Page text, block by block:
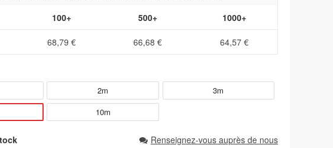
100+ 500+ 1000+
68,79 € 66,68 € 64,57 €
2m
3m
10m
Renseignez-vous auprès de nous